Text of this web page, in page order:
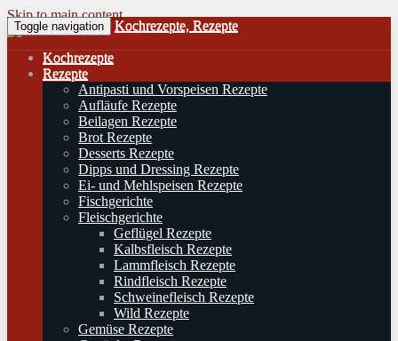
Skip to main content
Toggle navigation Kochrezepte, Rezepte
Kochrezepte
Rezepte
Antipasti und Vorspeisen Rezepte
Aufläufe Rezepte
Beilagen Rezepte
Brot Rezepte
Desserts Rezepte
Dipps und Dressing Rezepte
Ei- und Mehlspeisen Rezepte
Fischgerichte
Fleischgerichte
Geflügel Rezepte
Kalbsfleisch Rezepte
Lammfleisch Rezepte
Rindfleisch Rezepte
Schweinefleisch Rezepte
Wild Rezepte
Gemüse Rezepte